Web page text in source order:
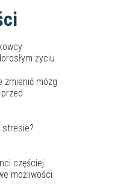
życiu
zmienić mózg
stresie?
częściej
możliwości